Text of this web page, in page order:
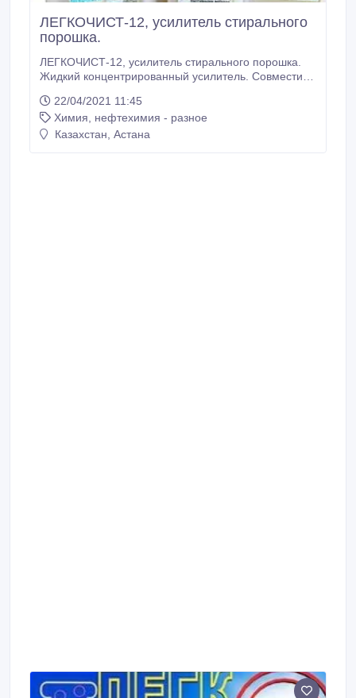
ЛЕГКОЧИСТ-12, усилитель стирального
порошка.
ЛЕГКОЧИСТ-12, усилитель стирального порошка.
Жидкий концентрированный усилитель. Совместим
жидкими, пастообразными. Использование
активатора ЛЕГКОЧИСТ-12 обеспечивает высокое
качество отстирывания сложных индустриальных и
22/04/2021 11:45
Химия, нефтехимия - разное
Казахстан, Астана